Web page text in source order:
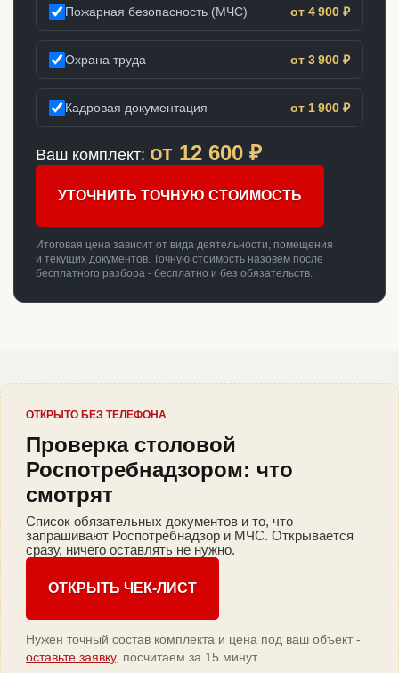
Пожарная безопасность (МЧС) от 4 900 ₽
Охрана труда от 3 900 ₽
Кадровая документация от 1 900 ₽
Ваш комплект: от 12 600 ₽
УТОЧНИТЬ ТОЧНУЮ СТОИМОСТЬ
Итоговая цена зависит от вида деятельности, помещения
и текущих документов. Точную стоимость назовём после
бесплатного разбора - бесплатно и без обязательств.
ОТКРЫТО БЕЗ ТЕЛЕФОНА
Проверка столовой
Роспотребнадзором: что
смотрят
Список обязательных документов и то, что
запрашивают Роспотребнадзор и МЧС. Открывается
сразу, ничего оставлять не нужно.
ОТКРЫТЬ ЧЕК-ЛИСТ
Нужен точный состав комплекта и цена под ваш объект -
оставьте заявку, посчитаем за 15 минут.